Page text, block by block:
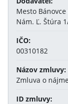
Mesto
Nám. Ľ. Štúra
IČO:
00310182
Názov zmluvy:
Zmluva o
ID zmluvy: